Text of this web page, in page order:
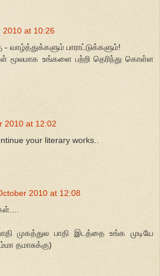
2010 at 10:26
- வாழ்த்துக்களும் பாராட்டுக்களும்!
மூலமாக உங்களை பற்றி தெரிந்து கொள்ள
2010 at 12:02
your literary works..
2010 at 12:08
முகத்துல பாதி இடத்தை உங்க முடியே
தமாசுக்கு)